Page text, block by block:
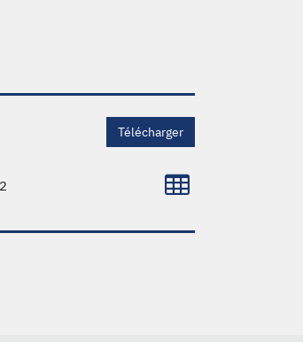
Télécharger